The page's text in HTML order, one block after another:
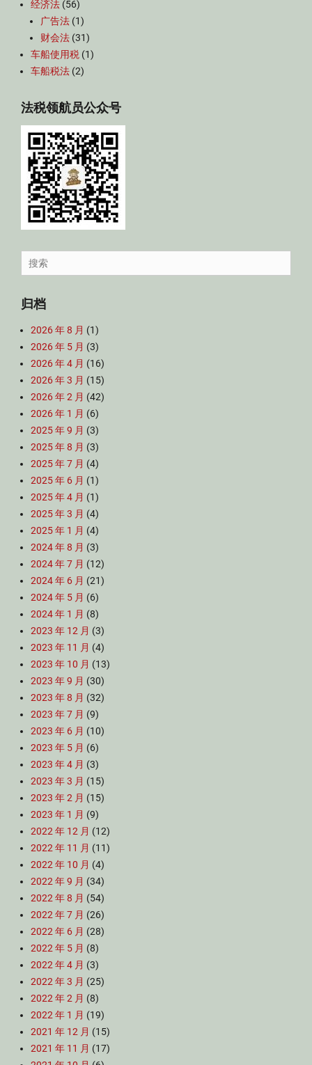
经济法 (56)
广告法 (1)
财会法 (31)
车船使用税 (1)
车船税法 (2)
法税领航员公众号
Search
for:
归档
2026 年 8 月 (1)
2026 年 5 月 (3)
2026 年 4 月 (16)
2026 年 3 月 (15)
2026 年 2 月 (42)
2026 年 1 月 (6)
2025 年 9 月 (3)
2025 年 8 月 (3)
2025 年 7 月 (4)
2025 年 6 月 (1)
2025 年 4 月 (1)
2025 年 3 月 (4)
2025 年 1 月 (4)
2024 年 8 月 (3)
2024 年 7 月 (12)
2024 年 6 月 (21)
2024 年 5 月 (6)
2024 年 1 月 (8)
2023 年 12 月 (3)
2023 年 11 月 (4)
2023 年 10 月 (13)
2023 年 9 月 (30)
2023 年 8 月 (32)
2023 年 7 月 (9)
2023 年 6 月 (10)
2023 年 5 月 (6)
2023 年 4 月 (3)
2023 年 3 月 (15)
2023 年 2 月 (15)
2023 年 1 月 (9)
2022 年 12 月 (12)
2022 年 11 月 (11)
2022 年 10 月 (4)
2022 年 9 月 (34)
2022 年 8 月 (54)
2022 年 7 月 (26)
2022 年 6 月 (28)
2022 年 5 月 (8)
2022 年 4 月 (3)
2022 年 3 月 (25)
2022 年 2 月 (8)
2022 年 1 月 (19)
2021 年 12 月 (15)
2021 年 11 月 (17)